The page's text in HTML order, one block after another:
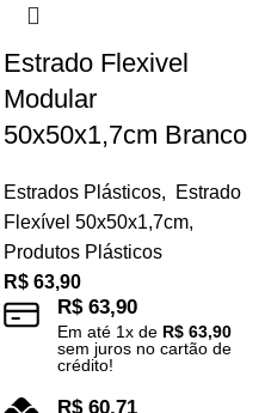
Estrado Flexivel
Modular
50x50x1,7cm Branco
Estrados Plásticos,
Estrado
Flexível 50x50x1,7cm,
Produtos Plásticos
R$ 63,90
R$63,90
Em até 1x de R$ 63,90
sem juros no cartão de
crédito!
R$60,71